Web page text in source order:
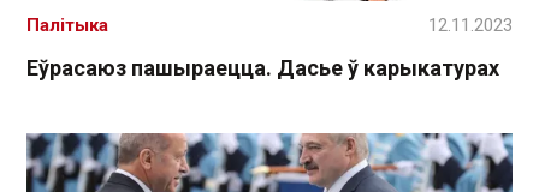
Еўрасаюз пашыраецца. Дасье ў карыкатурах
Палітыка 12.11.2023